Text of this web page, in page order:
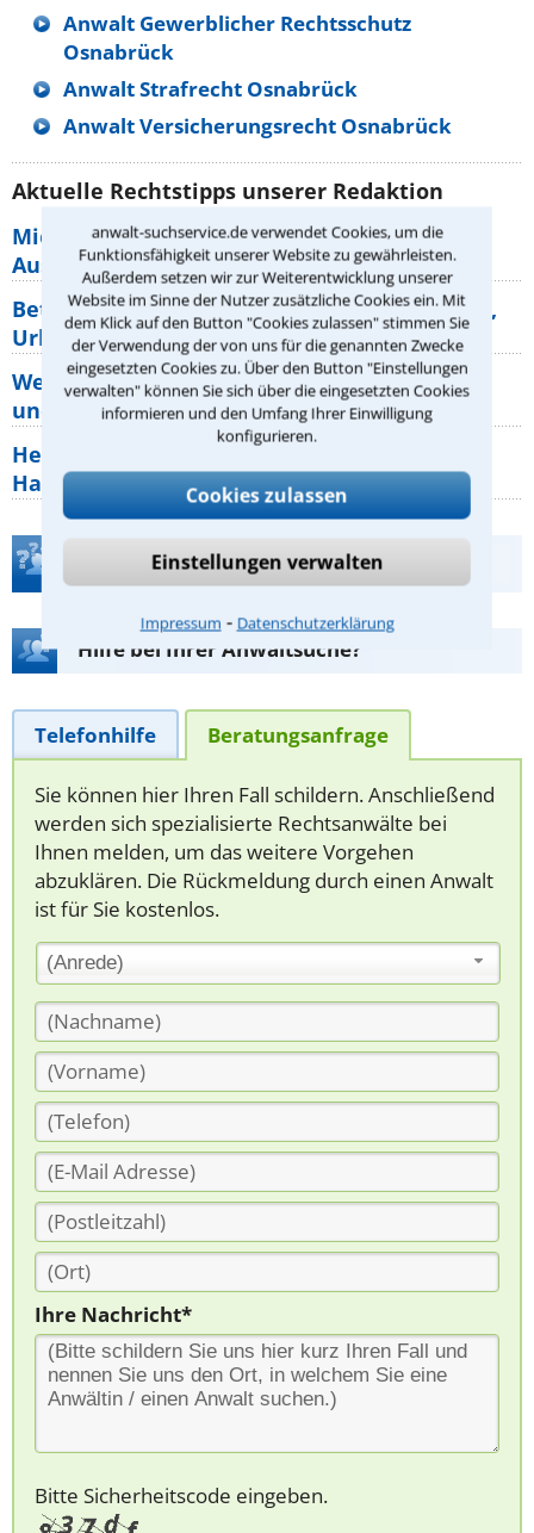
anwalt-suchservice.de verwendet Cookies, um die
Funktionsfähigkeit unserer Website zu gewährleisten.
Außerdem setzen wir zur Weiterentwicklung unserer
Website im Sinne der Nutzer zusätzliche Cookies ein. Mit
dem Klick auf den Button "Cookies zulassen" stimmen Sie
der Verwendung der von uns für die genannten Zwecke
eingesetzten Cookies zu. Über den Button "Einstellungen
verwalten" können Sie sich über die eingesetzten Cookies
informieren und den Umfang Ihrer Einwilligung
konfigurieren.
Cookies zulassen
Einstellungen verwalten
Impressum ⁃ Datenschutzerklärung
Anwalt Gewerblicher Rechtsschutz
Osnabrück
Anwalt Strafrecht Osnabrück
Anwalt Versicherungsrecht Osnabrück
Aktuelle Rechtstipps unserer Redaktion
Mietpreisbremse 2026: Alle Regeln,
Ausnahmen und Rechte für Mieter
Betriebsausflug: 11 Antworten zu Teilnahme,
Urlaub, Arbeitszeit
Welche Rechte hat der Käufer eines Pferdes
und wie macht man sie
Heizungsaustausch abgesagt: Was müssen
Hauseigentümer jetzt zum Thema
Teste Dein Rechtswissen
Hilfe bei Ihrer Anwaltsuche?
Telefonhilfe Beratungsanfrage
Sie können hier Ihren Fall schildern. Anschließend
werden sich spezialisierte Rechtsanwälte bei
Ihnen melden, um das weitere Vorgehen
abzuklären. Die Rückmeldung durch einen Anwalt
ist für Sie kostenlos.
(Anrede)
Ihre Nachricht*
Bitte Sicherheitscode eingeben.